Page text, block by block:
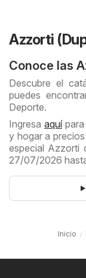
Azzorti
Conoce las
Descubre el
puedes
Deporte.
Ingresa aquípara
y hogar a
especial Azzorti
27/07/2026
Inicio